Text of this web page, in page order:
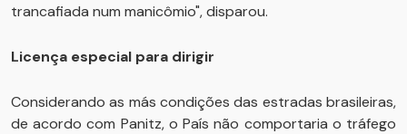
trancafiada num manicômio", disparou.
Licença especial para dirigir
Considerando as más condições das estradas brasileiras,
de acordo com Panitz, o País não comportaria o tráfego